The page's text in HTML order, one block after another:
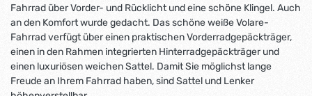
Fahrrad über Vorder- und Rücklicht und eine schöne Klingel. Auch
an den Komfort wurde gedacht. Das schöne weiße Volare-
Fahrrad verfügt über einen praktischen Vorderradgepäckträger,
einen in den Rahmen integrierten Hinterradgepäckträger und
einen luxuriösen weichen Sattel. Damit Sie möglichst lange
Freude an Ihrem Fahrrad haben, sind Sattel und Lenker